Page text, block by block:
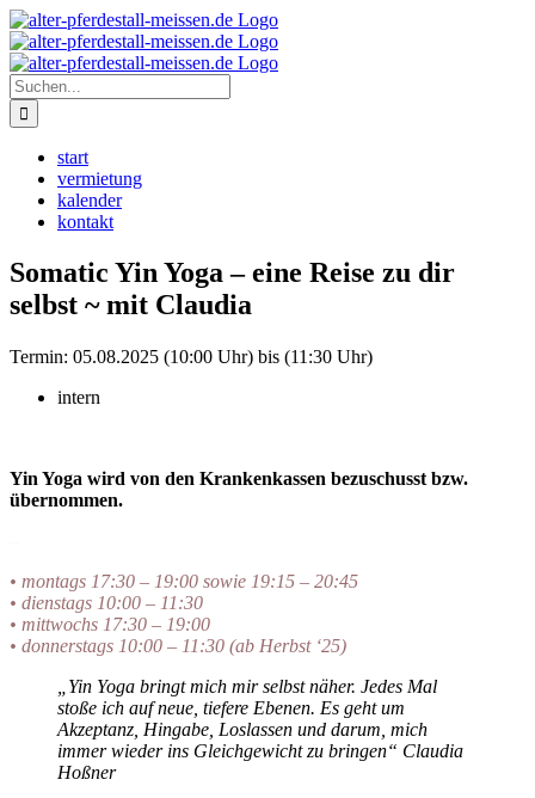
Zum
Inhalt
springen
Instagram
Suche
nach:
start
vermietung
kalender
kontakt
Somatic Yin Yoga – eine Reise zu dir
selbst ~ mit Claudia
Termin: 05.08.2025 (10:00 Uhr) bis (11:30 Uhr)
intern
Yin Yoga wird von den Krankenkassen bezuschusst bzw.
übernommen.
• montags 17:30 – 19:00 sowie 19:15 – 20:45
• dienstags 10:00 – 11:30
• mittwochs 17:30 – 19:00
• donnerstags 10:00 – 11:30 (ab Herbst ‘25)
„Yin Yoga bringt mich mir selbst näher. Jedes Mal
stoße ich auf neue, tiefere Ebenen. Es geht um
Akzeptanz, Hingabe, Loslassen und darum, mich
immer wieder ins Gleichgewicht zu bringen“ Claudia
Hoßner